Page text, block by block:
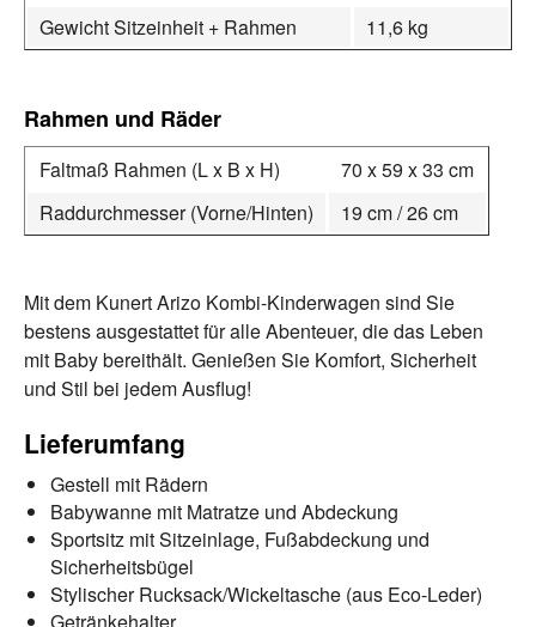
Gewicht Sitzeinheit + Rahmen
11,6 kg
Rahmen und Räder
Faltmaß Rahmen (L x B x H)
70 x 59 x 33 cm
Raddurchmesser (Vorne/Hinten)
19 cm / 26 cm
Mit dem Kunert Arizo Kombi-Kinderwagen sind Sie
bestens ausgestattet für alle Abenteuer, die das Leben
mit Baby bereithält. Genießen Sie Komfort, Sicherheit
und Stil bei jedem Ausflug!
Lieferumfang
Gestell mit Rädern
Babywanne mit Matratze und Abdeckung
Sportsitz mit Sitzeinlage, Fußabdeckung und
Sicherheitsbügel
Stylischer Rucksack/Wickeltasche (aus Eco-Leder)